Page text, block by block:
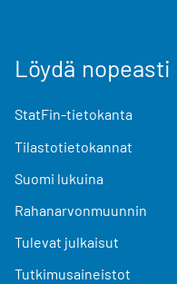
Löydä nopeasti
StatFin-tietokanta
Tilastotietokannat
Suomi lukuina
Rahanarvonmuunnin
Tulevat julkaisut
Tutkimusaineistot